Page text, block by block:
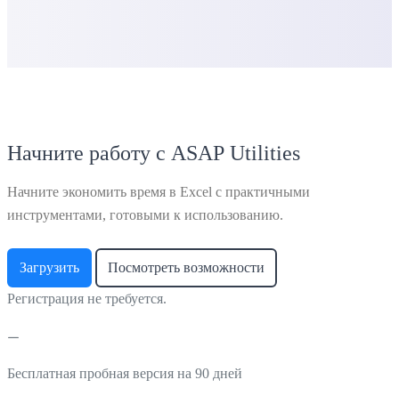
Начните работу с ASAP Utilities
Начните экономить время в Excel с практичными
инструментами, готовыми к использованию.
Загрузить Посмотреть возможности
Регистрация не требуется.
Бесплатная пробная версия на 90 дней